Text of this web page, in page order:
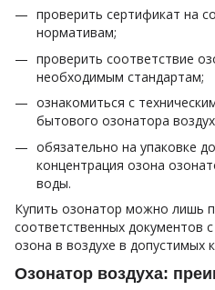
проверить сертификат на
нормативам;
проверить соответствие
необходимым стандартам;
ознакомиться с
бытового озонатора
обязательно на упаковке
концентрация озона
воды.
Купить озонатор можно лишь
соответственных документов
озона в воздухе в допустимых
Озонатор воздуха: